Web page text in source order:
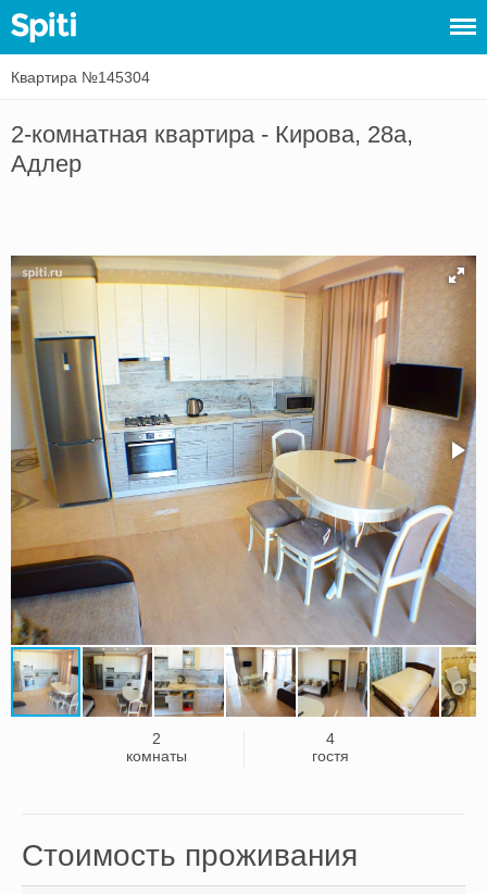
Войти
Сдать
Квартира №145304
2-комнатная квартира - Кирова, 28а,
Адлер
2
комнаты
4
гостя
Стоимость проживания